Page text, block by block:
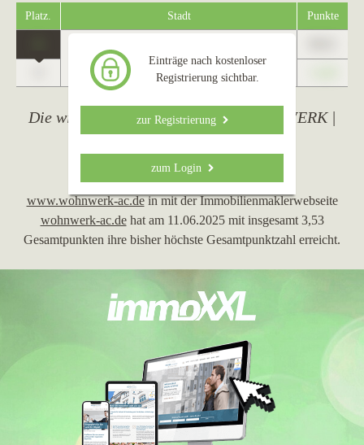
Platz. Stadt Punkte
Eschweiler
Einträge nach kostenloser
Registrierung sichtbar.
zur Registrierung
zum Login
Die wichtigsten Ereignisse von WOHNWERK |
Immobilienagentur
11.06.2025
www.wohnwerk-ac.dein mit der Immobilienmaklerwebseite
wohnwerk-ac.dehat am 11.06.2025 mit insgesamt 3,53
Gesamtpunkten ihre bisher höchste Gesamtpunktzahl erreicht.